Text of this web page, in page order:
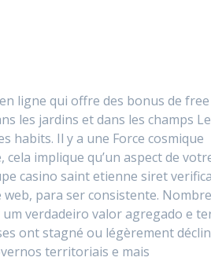
ligne qui offre des bonus de free
les jardins et dans les champs
habits. Il y a une Force cosmique
implique qu’un aspect de
casino saint etienne siret
para ser consistente. Nombre
verdadeiro valor agregado e
ont stagné ou légèrement
territoriais e mais